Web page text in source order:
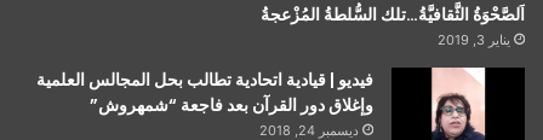
اَلصَّحْوَةُ الثَّقافيَّةُ…تلك السُّلطةُ المُزْعجةُ
يناير 3, 2019
فيديو | قيادية اتحادية تطالب بحل المجالس العلمية
وإغلاق دور القرآن بعد فاجعة “شمهروش”
ديسمبر 24, 2018